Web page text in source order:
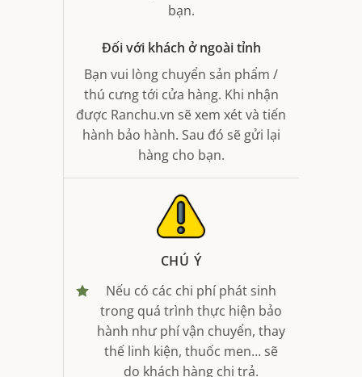
bạn.
Đối với khách ở ngoài tỉnh
Bạn vui lòng chuyển sản phẩm /
thú cưng tới cửa hàng. Khi nhận
được Ranchu.vn sẽ xem xét và tiến
hành bảo hành. Sau đó sẽ gửi lại
hàng cho bạn.
CHÚ Ý
Nếu có các chi phí phát sinh
trong quá trình thực hiện bảo
hành như phí vận chuyển, thay
thế linh kiện, thuốc men… sẽ
do khách hàng chi trả.